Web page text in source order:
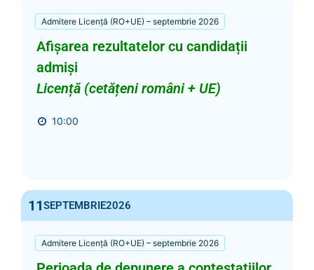
Admitere Licență (RO+UE) – septembrie 2026
Afișarea rezultatelor cu candidații
admiși
Licență (cetățeni români + UE)
10:00
11SEPTEMBRIE2026
Admitere Licență (RO+UE) – septembrie 2026